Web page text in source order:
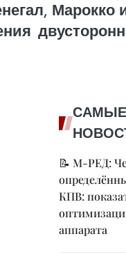
Марокко
📝 М-РЕД:
КПВ:
аппарата